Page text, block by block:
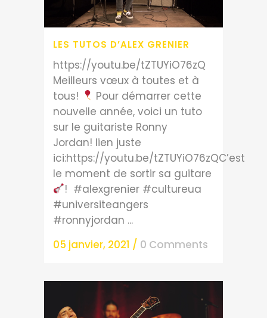
LES TUTOS D’ALEX GRENIER
https://youtu.be/tZTUYiO76zQ
Meilleurs vœux à toutes et à
tous!
Pour démarrer cette
nouvelle année, voici un tuto
sur le guitariste Ronny
Jordan! lien juste
ici:https://youtu.be/tZTUYiO76zQC’est
le moment de sortir sa guitare
! #alexgrenier #cultureua
#universiteangers
#ronnyjordan ...
05 janvier, 2021 / 0 Comments